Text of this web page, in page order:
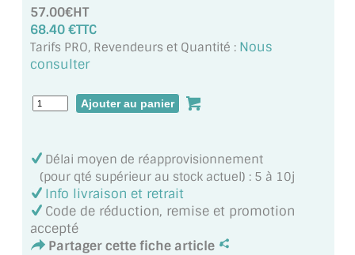
VERRE LAQUÉ/CRÉDENCE
VERRE FEUILLETÉ/TREMPÉ
DALLE DE SOL EN VERRE
GARDE CORPS EN VERRE
VERRIÈRE TYPE ATELIER
VERRES TEXTURÉS
57.00€HT
68.40 €TTC
Tarifs PRO, Revendeurs et Quantité : Nous
consulter
Délai moyen de réapprovisionnement
(pour qté supérieur au stock actuel) : 5 à 10j
Info livraison et retrait
Code de réduction, remise et promotion
accepté
Partager cette fiche article